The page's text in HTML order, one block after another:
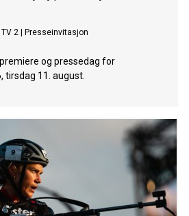
TV 2 Presseinvitasjon
og pressedag for
tirsdag 11. august.